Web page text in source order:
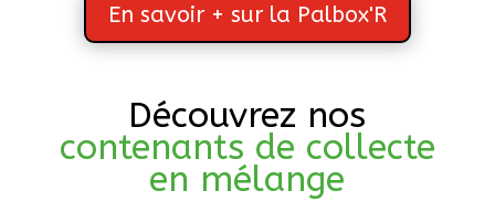
En savoir + sur la Palbox'R
Découvrez nos
contenants de collecte
en mélange